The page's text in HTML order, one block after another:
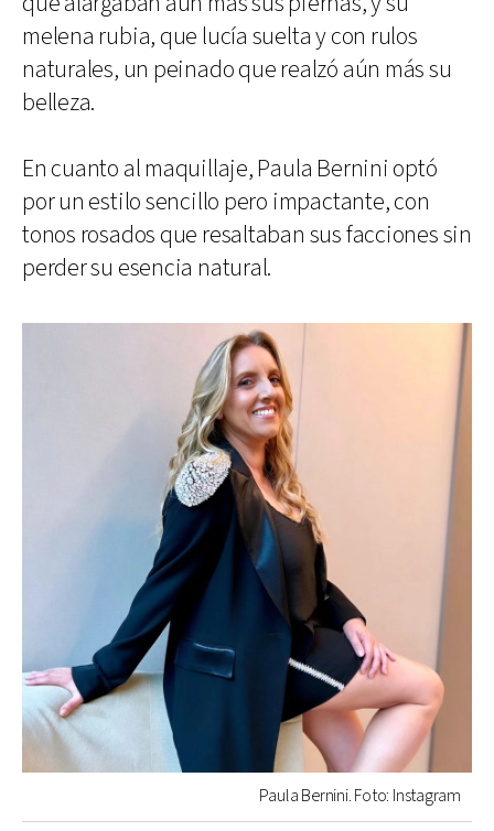
melena rubia, que lucía suelta y con rulos
naturales, un peinado que realzó aún más su
belleza.
En cuanto al maquillaje, Paula Bernini optó
por un estilo sencillo pero impactante, con
tonos rosados que resaltaban sus facciones sin
perder su esencia natural.
Paula Bernini. Foto: Instagram